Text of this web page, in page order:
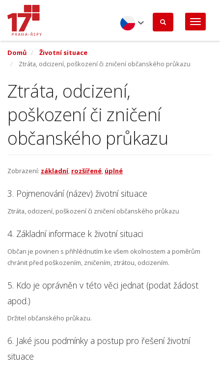
hlavnímu
obsahu
Czech
Domů
Životní situace
Ztráta, odcizení, poškození či zničení občanského průkazu
Ztráta, odcizení,
poškození či zničení
občanského průkazu
Zobrazení: základní, rozšířené, úplné
3. Pojmenování (název) životní situace
Ztráta, odcizení, poškození či zničení občanského průkazu
4. Základní informace k životní situaci
Občan je povinen s přihlédnutím ke všem okolnostem a poměrům
chránit před poškozením, zničením, ztrátou, odcizením.
5. Kdo je oprávněn v této věci jednat (podat žádost
apod.)
Držitel občanského průkazu.
6. Jaké jsou podmínky a postup pro řešení životní
situace